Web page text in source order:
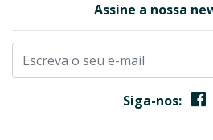
Assine a nossa
Siga-nos: